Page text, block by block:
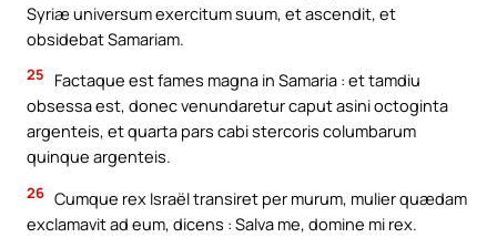
Syriæ universum exercitum suum, et ascendit, et
obsidebat Samariam.
25
Factaque est fames magna in Samaria : et tamdiu
obsessa est, donec venundaretur caput asini octoginta
argenteis, et quarta pars cabi stercoris columbarum
quinque argenteis.
26 Cumque rex Israël transiret per murum, mulier quædam
exclamavit ad eum, dicens : Salva me, domine mi rex.